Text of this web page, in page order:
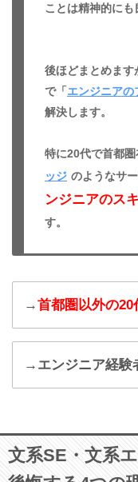
ことは精神的にも
後ほどまとめます
で「 エンジニアの
解決します。
特に20代で首都
ッジ のようなサ
ンジニアのス
す。
→首都圏以外の20
リIT
プログラミング言
→エンジニア経験
文系SE・文系